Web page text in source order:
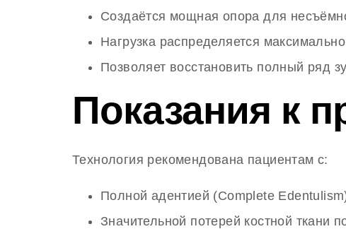
Создаётся мощная опора для
Нагрузка распределяется
Позволяет восстановить полный ряд
Показания к
Технология рекомендована пациентам с:
Полной адентией (Complete
Значительной потерей костной ткани